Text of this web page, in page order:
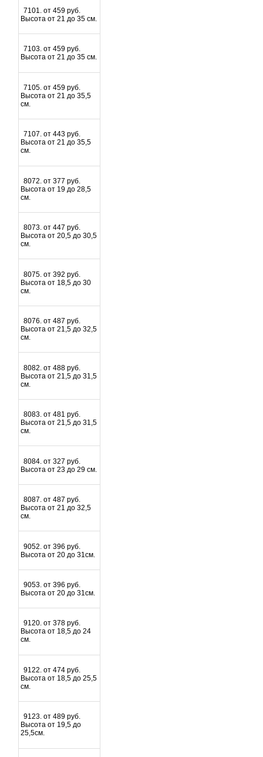
7101. от 459 руб.
Высота от 21 до 35 см.
7103. от 459 руб.
Высота от 21 до 35 см.
7105. от 459 руб.
Высота от 21 до 35,5
см.
7107. от 443 руб.
Высота от 21 до 35,5
см.
8072. от 377 руб.
Высота от 19 до 28,5
см.
8073. от 447 руб.
Высота от 20,5 до 30,5
см.
8075. от 392 руб.
Высота от 18,5 до 30
см.
8076. от 487 руб.
Высота от 21,5 до 32,5
см.
8082. от 488 руб.
Высота от 21,5 до 31,5
см.
8083. от 481 руб.
Высота от 21,5 до 31,5
см.
8084. от 327 руб.
Высота от 23 до 29 см.
8087. от 487 руб.
Высота от 21 до 32,5
см.
9052. от 396 руб.
Высота от 20 до 31см.
9053. от 396 руб.
Высота от 20 до 31см.
9120. от 378 руб.
Высота от 18,5 до 24
см.
9122. от 474 руб.
Высота от 18,5 до 25,5
см.
9123. от 489 руб.
Высота от 19,5 до
25,5см.